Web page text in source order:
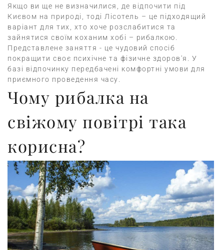
Якщо ви ще не визначилися, де відпочити під
Києвом на природі
, тоді Лісотель – це підходящий
варіант для тих, хто хоче розслабитися та
зайнятися своїм коханим хобі – рибалкою.
Представлене заняття - це чудовий спосіб
покращити своє психічне та фізичне здоров'я.
У
базі відпочинку передбачені комфортні умови для
приємного проведення часу.
Чому рибалка на
свіжому повітрі така
корисна?